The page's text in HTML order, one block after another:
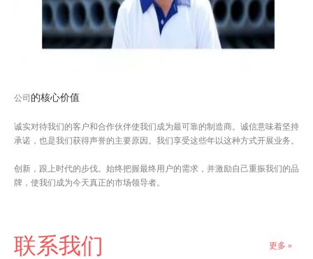
公司 的核心价值
诚实对待我们的客户和合作伙伴使我们成为最可靠的制造商。诚信意味着坚持
承诺，也是我们获得声誉的主要原因。我们享受这些年以这种方式开展业务。
创新，跟上时代的步伐。始终把握最终用户的需求，并激励自己重振我们的品
牌，使我们成为今天真正的市场领导者。
联系我们 更多 »